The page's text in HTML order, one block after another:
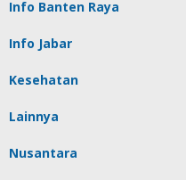
Info Banten Raya
Info Jabar
Kesehatan
Lainnya
Nusantara